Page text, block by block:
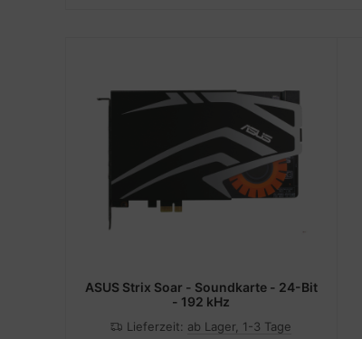
ASUS Strix Soar - Soundkarte - 24-Bit
- 192 kHz
Lieferzeit: ab Lager, 1-3 Tage
Mainboards